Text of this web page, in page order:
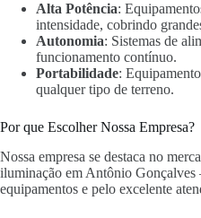
Alta Potência:
intensidade, cobrindo
Autonomia: Sistemas de
funcionamento contínuo.
Portabilidade:
qualquer tipo de terreno.
Por que Escolher Nossa Empresa?
Nossa empresa se destaca no
iluminação em Antônio Gonçalves
equipamentos e pelo excelente